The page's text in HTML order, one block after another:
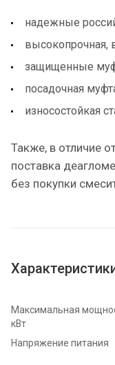
надежные
высокопрочная,
защищенные
посадочная
износостойкая
Также, в отличие
поставка
без покупки
Максимальная
кВт
Напряжение питания